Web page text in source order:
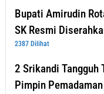
Bupati Amirudin
SK Resmi
2387 Dilihat
2 Srikandi Tangguh
Pimpin